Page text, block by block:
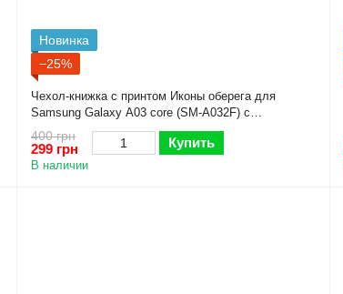
Новинка
−25%
Чехол-книжка с принтом Иконы оберега для
Samsung Galaxy A03 core (SM-A032F) с
подставкой на самсунг а03 кор бордовая gd1
400 грн
299 грн Купить
В наличии